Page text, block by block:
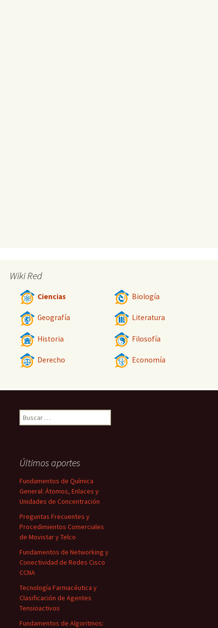
Wiki Red
Ciencias Biología
Geografía Literatura
Historia Filosofía
Derecho Economía
Buscar:
Últimos aportes
Fundamentos de Química
General: Átomos, Enlaces y
Unidades de Concentración
Preguntas Frecuentes y
Procedimientos Comerciales
de Movistar y Telco
Fundamentos de Networking y
Conectividad de Redes Cisco
CCNA
Tecnología Farmacéutica y
Clasificación de Agentes
Tensioactivos
Fundamentos de Algoritmos: